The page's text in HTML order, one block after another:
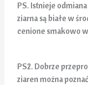
PS. Istnieje
ziarna są białe w
cenione smakowo
PS2. Dobrze
ziaren można